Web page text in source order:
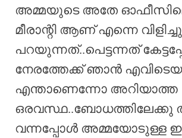
അമ്മയുടെ അതേ
മീരാന്റി ആണ് എന്നെ വിളിച്ചു
പറയുന്നത്‌..പെട്ടന്നത്
നേരത്തേക്ക് ഞാൻ
എന്താണെന്നോ അറിയാത്ത
ഒരവസ്ഥ..ബോധത്തിലേക്കു
വന്നപ്പോൾ അമ്മയോടുള്ള